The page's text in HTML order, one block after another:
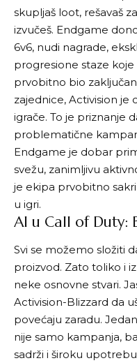
skupljaš loot, rešavaš
izvučeš. Endgame
6v6, nudi nagrade,
progresione staze
prvobitno bio
zajednice, Activision je
igrače. To je priznanje
problematične
Endgame je dobar
svežu, zanimljivu
je ekipa prvobitno
u igri.
AI u Call of Duty:
Svi se možemo složiti
proizvod. Zato toliko i
neke osnovne stvari.
Activision-Blizzard da
povećaju zaradu.
nije samo kampanja,
sadrži i široku